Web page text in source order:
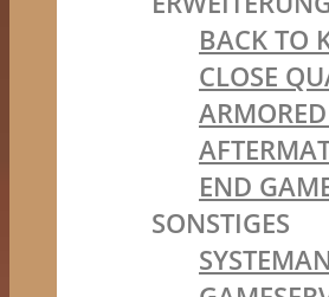
BACK TO
CLOSE
END
SONSTIGES